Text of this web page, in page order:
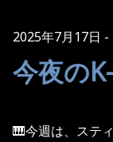
2025年7月17日
今夜の
🎹今週は、ステ